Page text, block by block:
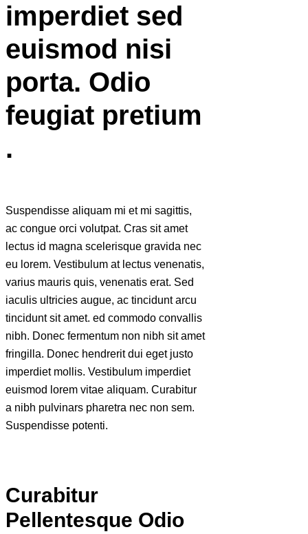
imperdiet sed
euismod nisi
porta. Odio
feugiat pretium
.
Suspendisse aliquam mi et mi sagittis,
ac congue orci volutpat. Cras sit amet
lectus id magna scelerisque gravida nec
eu lorem. Vestibulum at lectus venenatis,
varius mauris quis, venenatis erat. Sed
iaculis ultricies augue, ac tincidunt arcu
tincidunt sit amet. ed commodo convallis
nibh. Donec fermentum non nibh sit amet
fringilla. Donec hendrerit dui eget justo
imperdiet mollis. Vestibulum imperdiet
euismod lorem vitae aliquam. Curabitur
a nibh pulvinars pharetra nec non sem.
Suspendisse potenti.
Curabitur
Pellentesque Odio